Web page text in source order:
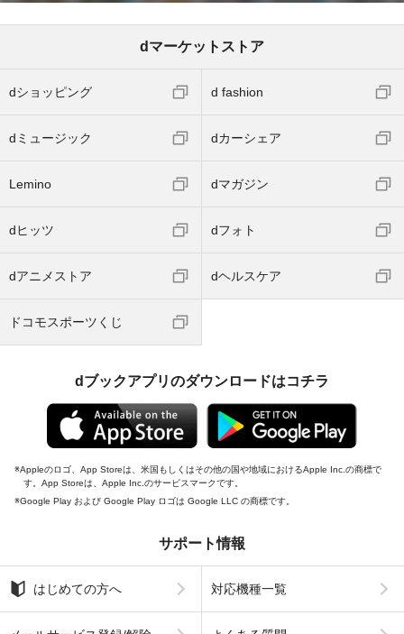
dマーケットストア
dショッピング d fashion
dミュージック dカーシェア
Lemino dマガジン
dヒッツ dフォト
dアニメストア dヘルスケア
ドコモスポーツくじ
dブックアプリのダウンロードはコチラ
Appleのロゴ、App Storeは、米国もしくはその他の国や地域におけるApple Inc.の商標で
す。App Storeは、Apple Inc.のサービスマークです。
Google Play および Google Play ロゴは Google LLC の商標です。
サポート情報
はじめての方へ 対応機種一覧